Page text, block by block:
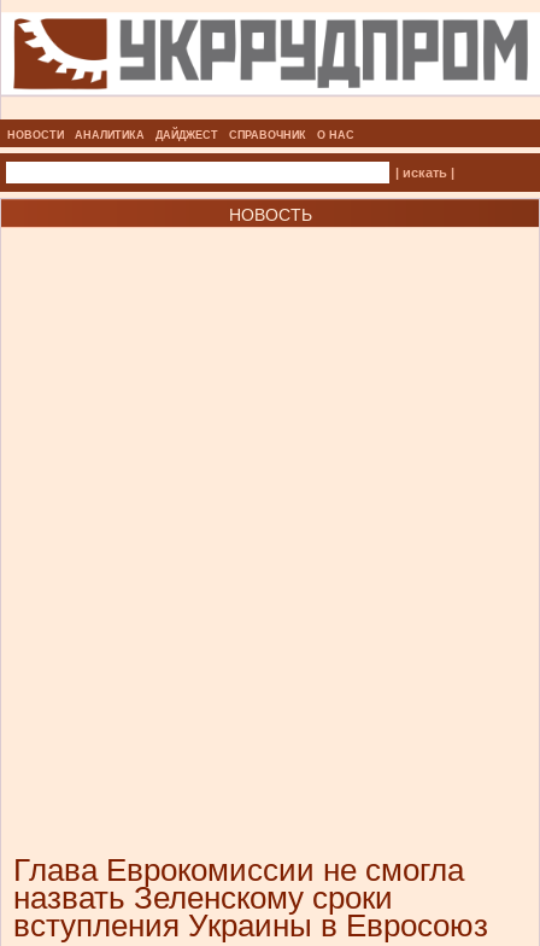
НОВОСТИ АНАЛИТИКА ДАЙДЖЕСТ СПРАВОЧНИК О НАС
| искать |
НОВОСТЬ
Глава Еврокомиссии не смогла
назвать Зеленскому сроки
вступления Украины в Евросоюз